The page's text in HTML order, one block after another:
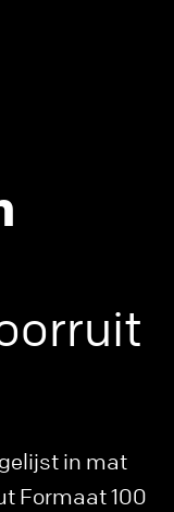
in mat
Formaat 100